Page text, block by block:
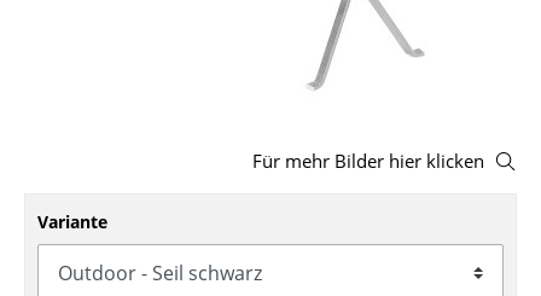
Bürodrehstühle
Für mehr Bilder hier klicken
Variante